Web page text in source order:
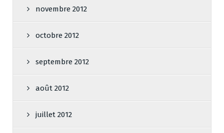
novembre 2012
octobre 2012
septembre 2012
août 2012
juillet 2012